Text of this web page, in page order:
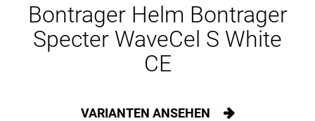
Bontrager Helm Bontrager
Specter WaveCel S White
CE
VARIANTEN ANSEHEN